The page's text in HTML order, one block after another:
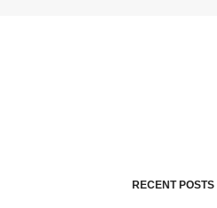
RECENT POSTS